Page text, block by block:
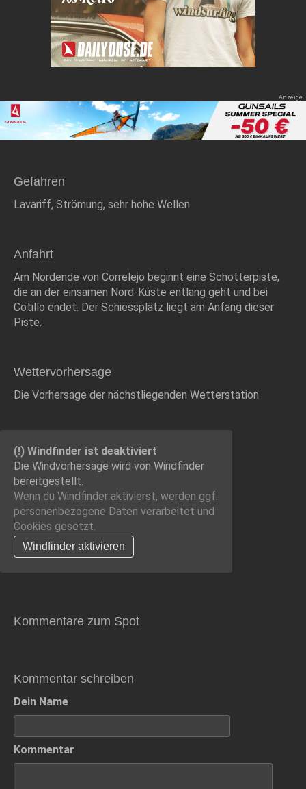
Gefahren
Lavariff, Strömung, sehr hohe Wellen.
Anfahrt
Am Nordende von Correlejo beginnt eine Schotterpiste,
die an der einsamen Nord-Küste entlang geht und bei
Cotillo endet. Der Schiessplatz liegt am Anfang dieser
Piste.
Wettervorhersage
Die Vorhersage der nächstliegenden Wetterstation
(!) Windfinder ist deaktiviert
Die Windvorhersage wird von Windfinder
bereitgestellt.
Wenn du Windfinder aktivierst, werden ggf.
personenbezogene Daten verarbeitet und
Cookies gesetzt.
Windfinder aktivieren
Kommentare zum Spot
Kommentar schreiben
Dein Name
Kommentar